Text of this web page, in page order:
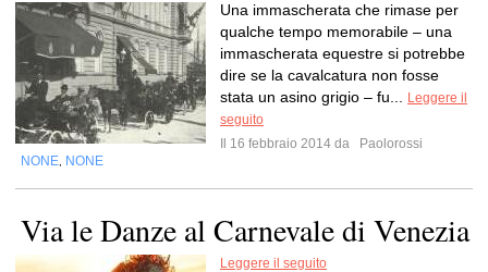
Una immascherata che rimase per
qualche tempo memorabile – una
immascherata equestre si potrebbe
dire se la cavalcatura non fosse
stata un asino grigio – fu...
Leggere il
seguito
Il 16 febbraio 2014 da
Paolorossi
NONE NONE
Via le Danze al Carnevale di Venezia
Leggere il seguito